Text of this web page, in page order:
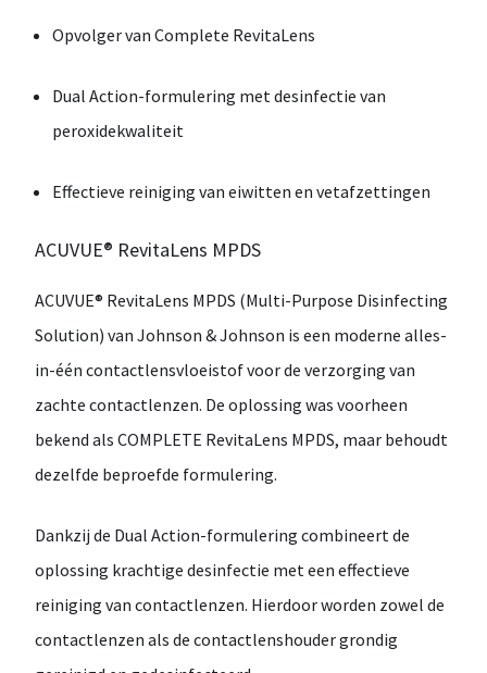
Opvolger van Complete RevitaLens
Dual Action-formulering met desinfectie van
peroxidekwaliteit
Effectieve reiniging van eiwitten en vetafzettingen
ACUVUE® RevitaLens MPDS
ACUVUE® RevitaLens MPDS (Multi-Purpose Disinfecting
Solution) van Johnson & Johnson is een moderne alles-
in-één contactlensvloeistofvoor de verzorging van
zachte contactlenzen. De oplossing was voorheen
bekend als COMPLETE RevitaLens MPDS, maar behoudt
dezelfde beproefde formulering.
Dankzij de Dual Action-formulering combineert de
oplossing krachtige desinfectie met een effectieve
reiniging van contactlenzen. Hierdoor worden zowel de
contactlenzen als de contactlenshouder grondig